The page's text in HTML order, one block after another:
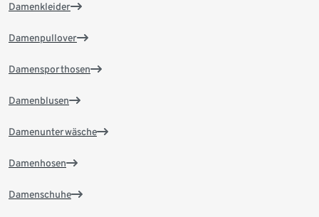
Damenkleider
Damenpullover
Damensporthosen
Damenblusen
Damenunterwäsche
Damenhosen
Damenschuhe